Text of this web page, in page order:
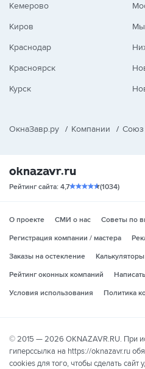
Кемерово
Киров
Краснодар
Красноярск
Курск
ОкнаЗавр.ру / Компании /
Рейтинг сайта: 4,7 (1034)
О проекте СМИ о нас
Советы по
Регистрация компании / мастера
Заказы на остекление
Рейтинг оконных компаний
Условия использования
Политика
© 2015 — 2026 OKNAZAVR.RU. При использовании материалов
гиперссылка на https://oknazavr.ru обязательна. Мы используем
cookies для того, чтобы сделать сайт